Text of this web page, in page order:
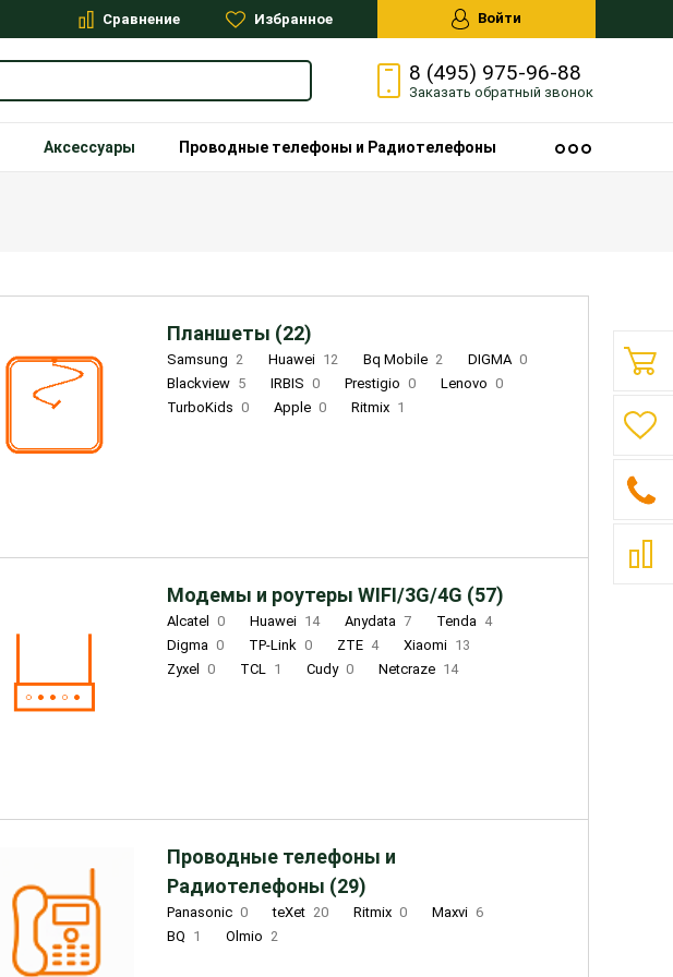
Сравнение Избранное Войти
8 (495) 975-96-88
Заказать обратный звонок
Аксессуары Проводные телефоны и Радиотелефоны
Планшеты (22)
Samsung 2 Huawei 12 Bq Mobile 2 DIGMA 0
Blackview 5 IRBIS 0 Prestigio 0 Lenovo 0
TurboKids 0 Apple 0 Ritmix 1
Модемы и роутеры WIFI/3G/4G (57)
Alcatel 0 Huawei 14 Anydata 7 Tenda 4
Digma 0 TP-Link 0 ZTE 4 Xiaomi 13
Zyxel
0 TCL 1 Cudy 0 Netcraze 14
Проводные телефоны и
Радиотелефоны (29)
Panasonic 0 teXet 20 Ritmix 0 Maxvi 6
BQ 1 Olmio 2